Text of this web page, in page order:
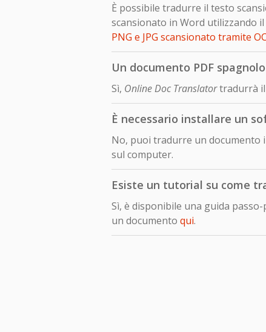
È possibile tradurre il testo
scansionato in Word utilizzando
PNG e JPG scansionato tramite
Un documento PDF
Sì, Online Doc Translatortradurrà il
È necessario installare un
No, puoi tradurre un documento
sul computer.
Esiste un tutorial su come
Sì, è disponibile una guida passo-
un documento qui.